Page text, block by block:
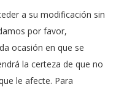
a su modificación sin
por favor,
ocasión en que se
la certeza de que no
le afecte. Para